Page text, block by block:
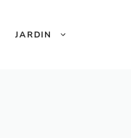
JARDIN